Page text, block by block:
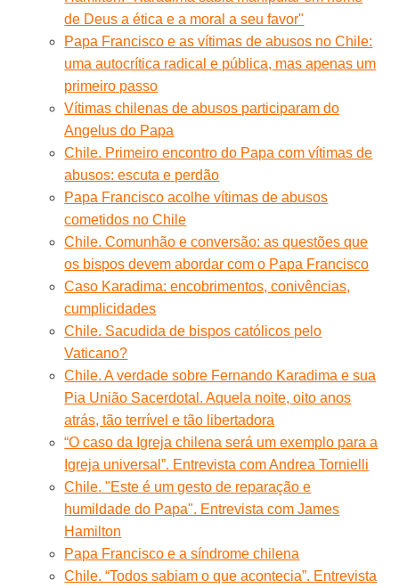
de Deus a ética e a moral a seu favor"
Papa Francisco e as vítimas de abusos no Chile:
uma autocrítica radical e pública, mas apenas um
primeiro passo
Vítimas chilenas de abusos participaram do
Angelus do Papa
Chile. Primeiro encontro do Papa com vítimas de
abusos: escuta e perdão
Papa Francisco acolhe vítimas de abusos
cometidos no Chile
Chile. Comunhão e conversão: as questões que
os bispos devem abordar com o Papa Francisco
Caso Karadima: encobrimentos, conivências,
cumplicidades
Chile. Sacudida de bispos católicos pelo
Vaticano?
Chile. A verdade sobre Fernando Karadima e sua
Pia União Sacerdotal. Aquela noite, oito anos
atrás, tão terrível e tão libertadora
“O caso da Igreja chilena será um exemplo para a
Igreja universal”. Entrevista com Andrea Tornielli
Chile. "Este é um gesto de reparação e
humildade do Papa". Entrevista com James
Hamilton
Papa Francisco e a síndrome chilena
Chile. “Todos sabiam o que acontecia”. Entrevista